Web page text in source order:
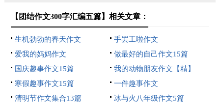
【团结作文300字汇编五篇】相关文章：
生机勃勃的春天作文
手罢工啦作文
爱我的妈妈作文
做最好的自己作文15篇
国庆趣事作文15篇
我的动物朋友作文【精】
寒假趣事作文15篇
一件趣事作文
清明节作文集合13篇
冰与火八年级作文5篇